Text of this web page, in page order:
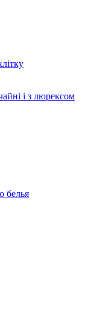
і з люрексом
белья